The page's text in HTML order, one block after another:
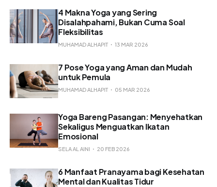
4 Makna Yoga yang Sering
Disalahpahami, Bukan Cuma Soal
Fleksibilitas
MUHAMAD ALHAPIT 13 MAR 2026
7 Pose Yoga yang Aman dan Mudah
untuk Pemula
MUHAMAD ALHAPIT 05 MAR 2026
Yoga Bareng Pasangan: Menyehatkan
Sekaligus Menguatkan Ikatan
Emosional
SELA AL AINI 20 FEB 2026
6 Manfaat Pranayama bagi Kesehatan
Mental dan Kualitas Tidur